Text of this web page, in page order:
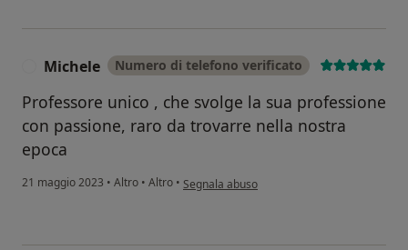
Michele Numero di telefono verificato
Professore unico , che svolge la sua professione
con passione, raro da trovarre nella nostra
epoca
21 maggio 2023 • Altro • Altro • secondo l'opinione dell'utente Michele
Segnala abuso